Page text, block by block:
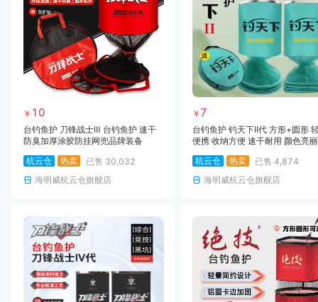
路亚装备 海钓轮 海钓线
￥ 10
台钓鱼护 刀锋战士Ⅲ 台钓鱼护 速干
防臭加厚涂胶防挂网兜品牌装备
杭云仓
热卖 已售 30,032
海明威杭云仓旗舰店
￥ 7
台钓鱼护 钓天下II代 方形+圆形
便携 收纳方便 速干耐用 颜色亮丽
杭云仓
热卖 已售 4,874
海明威杭云仓旗舰店